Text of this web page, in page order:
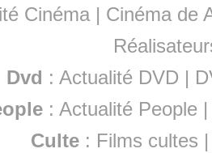
Cinéma | Cinéma de
Dvd : Actualité DVD |
:Actualité People
Culte : Films cultes